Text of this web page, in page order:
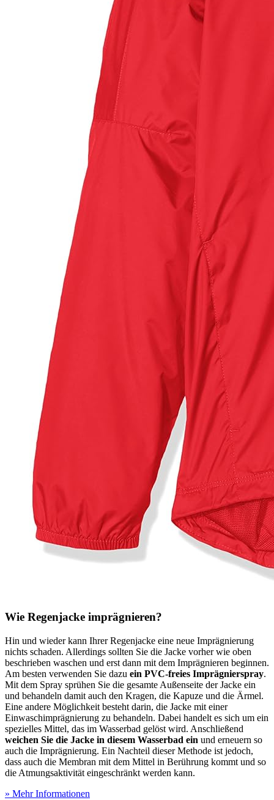
Wie Regenjacke imprägnieren?
Hin und wieder kann Ihrer Regenjacke eine neue Imprägnierung
nichts schaden. Allerdings sollten Sie die Jacke vorher wie oben
beschrieben waschen und erst dann mit dem Imprägnieren beginnen.
Am besten verwenden Sie dazu ein PVC-freies Imprägnierspray.
Mit dem Spray sprühen Sie die gesamte Außenseite der Jacke ein
und behandeln damit auch den Kragen, die Kapuze und die Ärmel.
Eine andere Möglichkeit besteht darin, die Jacke mit einer
Einwaschimprägnierung zu behandeln. Dabei handelt es sich um ein
spezielles Mittel, das im Wasserbad gelöst wird. Anschließend
weichen Sie die Jacke in diesem Wasserbad ein und erneuern so
auch die Imprägnierung. Ein Nachteil dieser Methode ist jedoch,
dass auch die Membran mit dem Mittel in Berührung kommt und so
die Atmungsaktivität eingeschränkt werden kann.
» Mehr Informationen